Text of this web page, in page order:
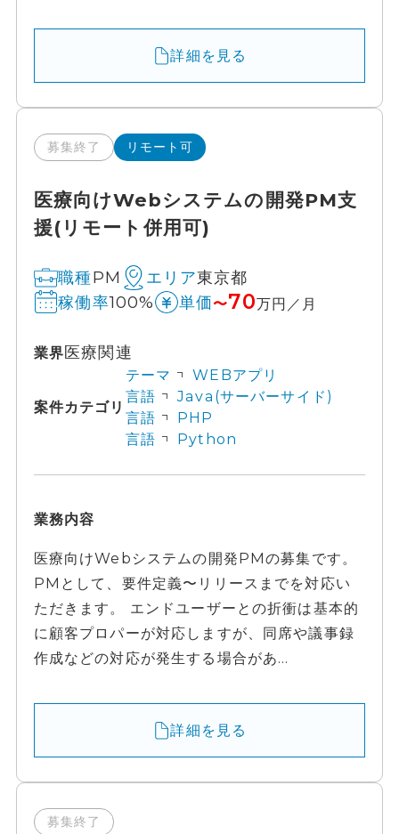
詳細を見る
募集終了 リモート可
医療向けWebシステムの開発PM支
援(リモート併用可)
職種PM エリア東京都
稼働率100% 単価〜70万円／月
業界医療関連
案件カテゴリ
テーマ
WEBアプリ
言語
Java(サーバーサイド)
言語
PHP
言語
Python
業務内容
医療向けWebシステムの開発PMの募集です。
PMとして、要件定義〜リリースまでを対応い
ただきます。 エンドユーザーとの折衝は基本的
に顧客プロパーが対応しますが、同席や議事録
作成などの対応が発生する場合があ...
詳細を見る
募集終了